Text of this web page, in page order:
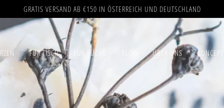
GRATIS VERSAND AB €150 IN ÖSTERREICH UND DEUTSCHLAND
FÜR TISCH FÜR KÜCHE ÜBER UNS CONCEPT